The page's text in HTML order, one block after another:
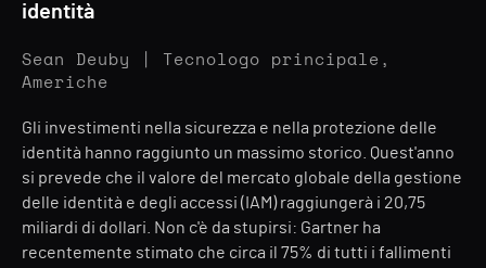
identità
Sean Deuby | Tecnologo principale,
Americhe
Gli investimenti nella sicurezza e nella protezione delle
identità hanno raggiunto un massimo storico. Quest'anno
si prevede che il valore del mercato globale della gestione
delle identità e degli accessi (IAM) raggiungerà i 20,75
miliardi di dollari. Non c'è da stupirsi: Gartner ha
recentemente stimato che circa il 75% di tutti i fallimenti